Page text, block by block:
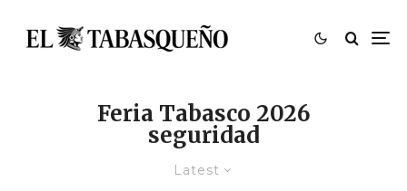
Feria Tabasco 2026
seguridad
Latest